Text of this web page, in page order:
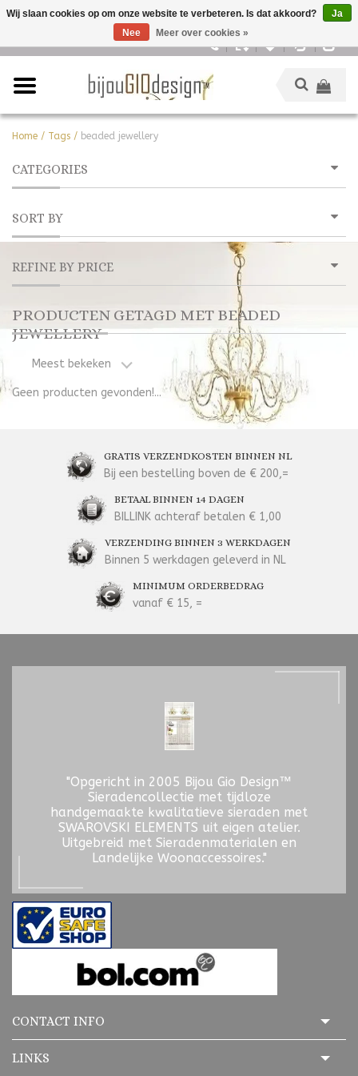
Home / Tags / beaded jewellery
CATEGORIES
SORT BY
REFINE BY PRICE
PRODUCTEN GETAGD MET BEADED
JEWELLERY
Meest bekeken
Geen producten gevonden!...
GRATIS VERZENDKOSTEN BINNEN NL
Bij een bestelling boven de € 200,=
BETAAL BINNEN 14 DAGEN
BILLINK achteraf betalen € 1,00
VERZENDING BINNEN 3 WERKDAGEN
Binnen 5 werkdagen geleverd in NL
MINIMUM ORDERBEDRAG
vanaf € 15, =
"Opgericht in 2005 Bijou Gio Design™
Sieradencollectie met tijdloze
handgemaakte kwalitatieve sieraden met
SWAROVSKI ELEMENTS uit eigen atelier.
Uitgebreid met Sieradenmaterialen en
Landelijke Woonaccessoires."
CONTACT INFO
LINKS
Wij slaan cookies op om onze website te verbeteren. Is dat akkoord?
Ja
Nee
Meer over cookies »